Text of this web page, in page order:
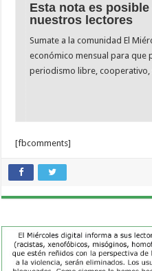
Esta nota es
nuestros lectores
Sumate a la comunidad El
económico mensual para que
periodismo libre, cooperativo,
[fbcomments]